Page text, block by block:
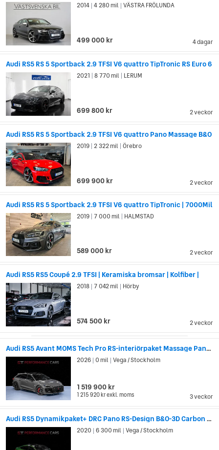
durch Technik” (försprång genom teknik) har varit, och är,
fortfarande ett av Audis starka framgångsrecept. Med
banbrytande teknik och innovativ design sätter Audi normen
för andra bilmärken.
4 dagar
2014 4 280 mil VÄSTRA FRÖLUNDA
499 000 kr
Audi RS5 RS 5 Sportback 2.9 TFSI V6 quattro TipTronic RS Euro 6
2 veckor
2021 8 770 mil LERUM
699 800 kr
Audi RS5 RS 5 Sportback 2.9 TFSI V6 quattro Pano Massage B&O
2 veckor
2019 2 322 mil Örebro
699 900 kr
Audi RS5 RS 5 Sportback 2.9 TFSI V6 quattro TipTronic | 7000Mil
2 veckor
2019 7 000 mil HALMSTAD
589 000 kr
Audi RS5 RS5 Coupé 2.9 TFSI | Keramiska bromsar | Kolfiber |
2 veckor
2018 7 042 mil Hörby
574 500 kr
Audi RS5 Avant MOMS Tech Pro RS-interiörpaket Massage Pano HuD
3 veckor
2026 0 mil Vega / Stockholm
1 519 900 kr
1 215 920 krexkl. moms
Audi RS5 Dynamikpaket+ DRC Pano RS-Design B&O-3D Carbon Massage
2020 6 300 mil Vega / Stockholm